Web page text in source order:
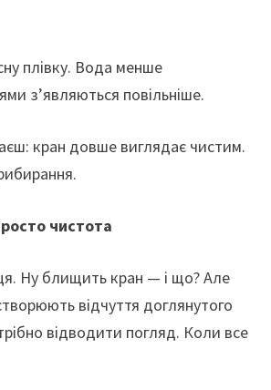
плівку. Вода менше
з’являються повільніше.
кран довше виглядає чистим.
чистота
Ну блищить кран — і що? Але
відчуття доглянутого
відводити погляд. Коли все